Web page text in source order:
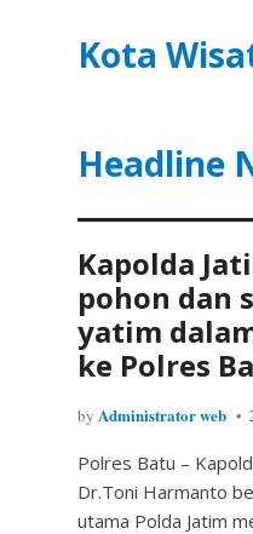
Kota
Headline
Kapolda
pohon dan
yatim
ke Polres
by Administrator web
Polres Batu –
Dr.Toni Harmanto
utama Polda Jatim